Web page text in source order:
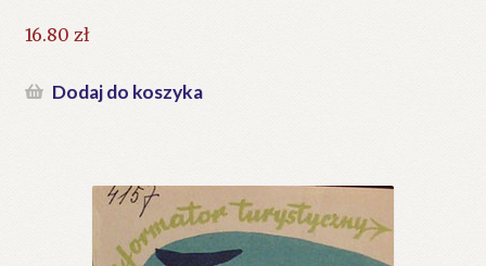
16.80 zł
Dodaj do koszyka